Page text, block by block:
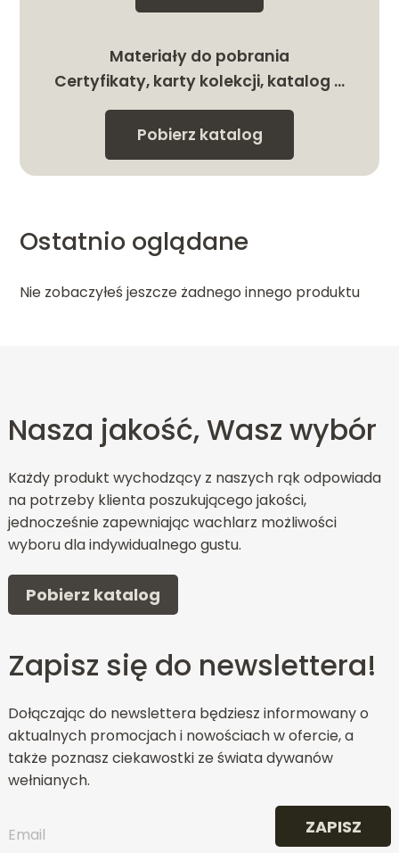
Materiały do pobrania
Certyfikaty, karty kolekcji, katalog …
Pobierz katalog
Ostatnio oglądane
Nie zobaczyłeś jeszcze żadnego innego produktu
Nasza jakość, Wasz wybór
Każdy produkt wychodzący z naszych rąk odpowiada
na potrzeby klienta poszukującego jakości,
jednocześnie zapewniając wachlarz możliwości
wyboru dla indywidualnego gustu.
Pobierz katalog
Zapisz się do newslettera!
Dołączając do newslettera będziesz informowany o
aktualnych promocjach i nowościach w ofercie, a
także poznasz ciekawostki ze świata dywanów
wełnianych.
ZAPISZ